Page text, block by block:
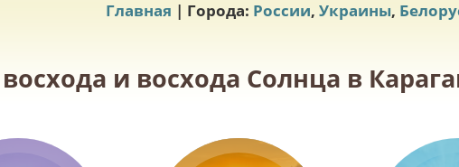
Главная | Города: России, Украины,
и восхода Солнца в